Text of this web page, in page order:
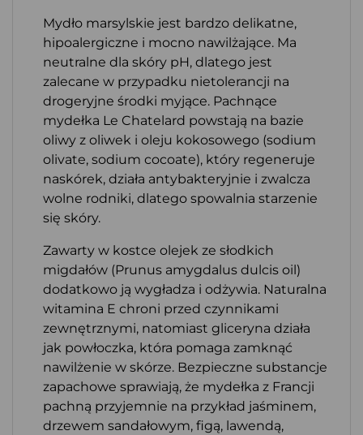
Mydło marsylskie jest bardzo delikatne,
hipoalergiczne i mocno nawilżające. Ma
neutralne dla skóry pH, dlatego jest
zalecane w przypadku nietolerancji na
drogeryjne środki myjące. Pachnące
mydełka Le Chatelard powstają na bazie
oliwy z oliwek i oleju kokosowego (sodium
olivate, sodium cocoate), który regeneruje
naskórek, działa antybakteryjnie i zwalcza
wolne rodniki, dlatego spowalnia starzenie
się skóry.
Zawarty w kostce olejek ze słodkich
migdałów (Prunus amygdalus dulcis oil)
dodatkowo ją wygładza i odżywia. Naturalna
witamina E chroni przed czynnikami
zewnętrznymi, natomiast gliceryna działa
jak powłoczka, która pomaga zamknąć
nawilżenie w skórze. Bezpieczne substancje
zapachowe sprawiają, że mydełka z Francji
pachną przyjemnie na przykład jaśminem,
drzewem sandałowym, figą, lawendą,